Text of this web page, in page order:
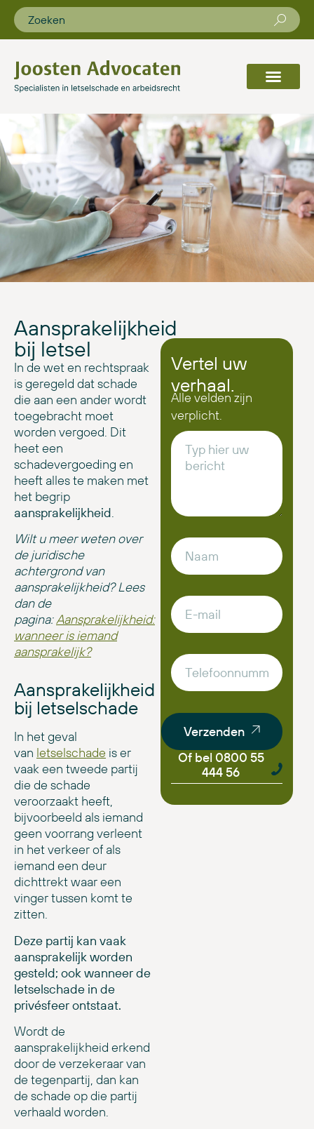
Aansprakelijkheid
bij letsel
In de wet en rechtspraak
is geregeld dat schade
die aan een ander wordt
toegebracht moet
worden vergoed. Dit
heet een
schadevergoeding en
heeft alles te maken met
het begrip
aansprakelijkheid.
Wilt u meer weten over
de juridische
achtergrond van
aansprakelijkheid? Lees
dan de
pagina:Aansprakelijkheid:
wanneer is iemand
aansprakelijk?
Aansprakelijkheid
bij letselschade
In het geval
van letselschade is er
vaak een tweede partij
die de schade
veroorzaakt heeft,
bijvoorbeeld als iemand
geen voorrang verleent
in het verkeer of als
iemand een deur
dichttrekt waar een
vinger tussen komt te
zitten.
Deze partij kan vaak
aansprakelijk worden
gesteld; ook wanneer de
letselschade in de
privésfeer ontstaat.
Wordt de
aansprakelijkheid erkend
door de verzekeraar van
de tegenpartij, dan kan
de schade op die partij
verhaald worden.
Vertel uw
verhaal.
Alle velden zijn
verplicht.
Verzenden
Of bel 0800 55
444 56